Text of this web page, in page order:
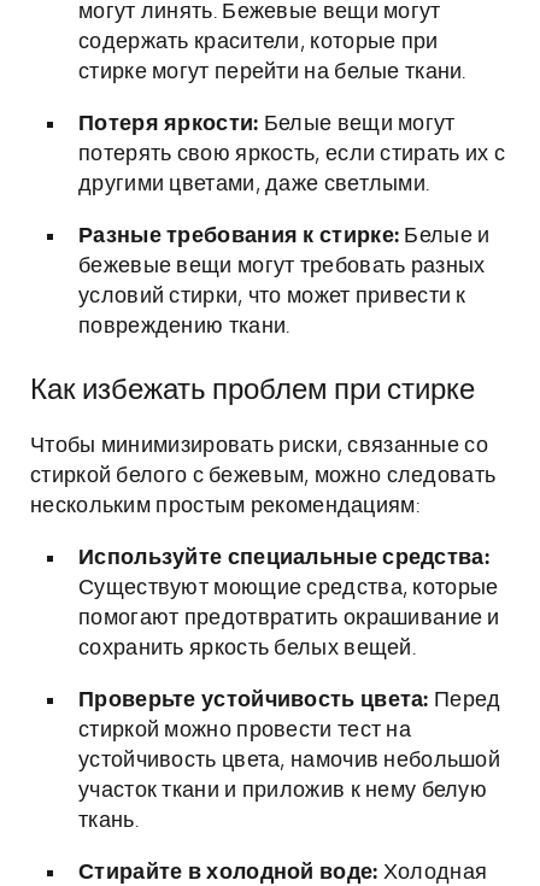
могут линять. Бежевые вещи могут
содержать красители, которые при
стирке могут перейти на белые ткани.
Потеря яркости: Белые вещи могут
потерять свою яркость, если стирать их с
другими цветами, даже светлыми.
Разные требования к стирке: Белые и
бежевые вещи могут требовать разных
условий стирки, что может привести к
повреждению ткани.
Как избежать проблем при стирке
Чтобы минимизировать риски, связанные со
стиркой белого с бежевым, можно следовать
нескольким простым рекомендациям:
Используйте специальные средства:
Существуют моющие средства, которые
помогают предотвратить окрашивание и
сохранить яркость белых вещей.
Проверьте устойчивость цвета: Перед
стиркой можно провести тест на
устойчивость цвета, намочив небольшой
участок ткани и приложив к нему белую
ткань.
Стирайте в холодной воде: Холодная